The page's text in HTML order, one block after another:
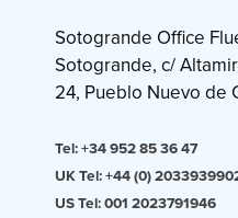
Sotogrande Office
Sotogrande, c/
24, Pueblo Nuevo de
Tel: +34 952 85 36 47
UK Tel: +44 (0)
US Tel: 001 2023791946